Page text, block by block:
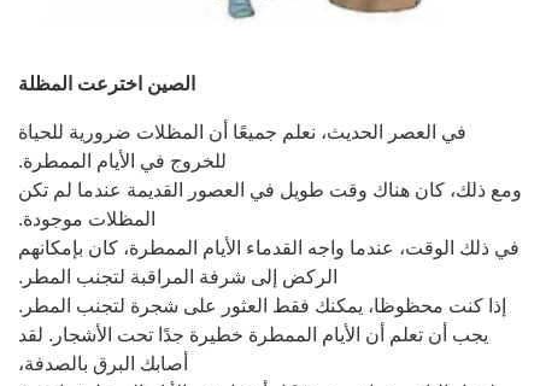
الصين اخترعت المظلة
في العصر الحديث، نعلم جميعًا أن المظلات ضرورية للحياة
للخروج في الأيام الممطرة.
ومع ذلك، كان هناك وقت طويل في العصور القديمة عندما لم تكن
المظلات موجودة.
في ذلك الوقت، عندما واجه القدماء الأيام الممطرة، كان بإمكانهم
الركض إلى شرفة المراقبة لتجنب المطر.
إذا كنت محظوظا، يمكنك فقط العثور على شجرة لتجنب المطر.
يجب أن تعلم أن الأيام الممطرة خطيرة جدًا تحت الأشجار. لقد
أصابك البرق بالصدفة،